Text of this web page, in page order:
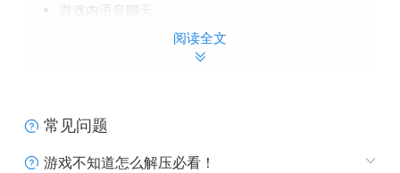
游戏内语音聊天。
程序生成地图。
阅读全文
常见问题
游戏不知道怎么解压必看！